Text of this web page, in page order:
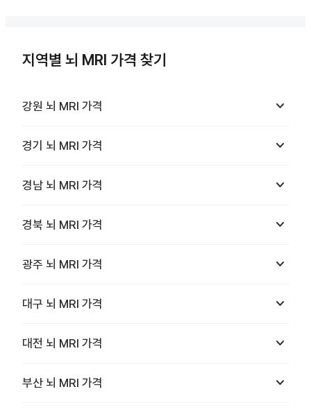
지역별 뇌 MRI 가격 찾기
강원 뇌 MRI 가격 keyboard_arrow_down
경기 뇌 MRI 가격 keyboard_arrow_down
경남 뇌 MRI 가격 keyboard_arrow_down
경북 뇌 MRI 가격 keyboard_arrow_down
광주 뇌 MRI 가격 keyboard_arrow_down
대구 뇌 MRI 가격 keyboard_arrow_down
대전 뇌 MRI 가격 keyboard_arrow_down
부산 뇌 MRI 가격 keyboard_arrow_down